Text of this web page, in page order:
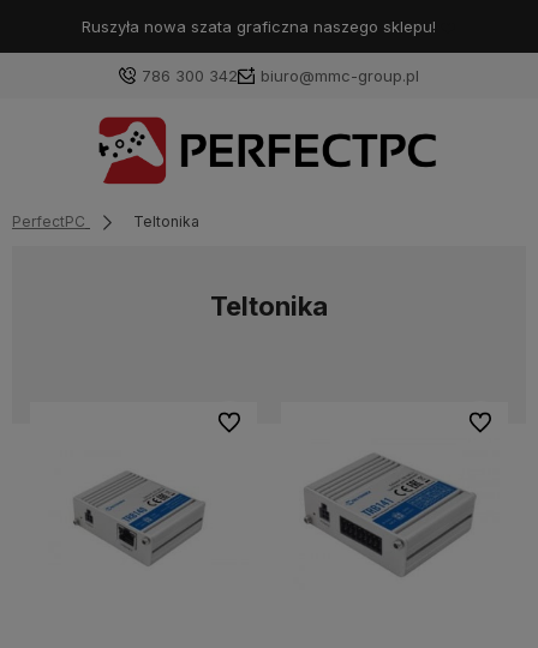
Ruszyła nowa szata graficzna naszego sklepu!
786 300 342 biuro@mmc-group.pl
PerfectPC Teltonika
Teltonika
Do ulubionych Do